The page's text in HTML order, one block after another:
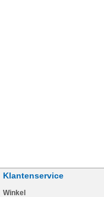
Klantenservice
Winkel